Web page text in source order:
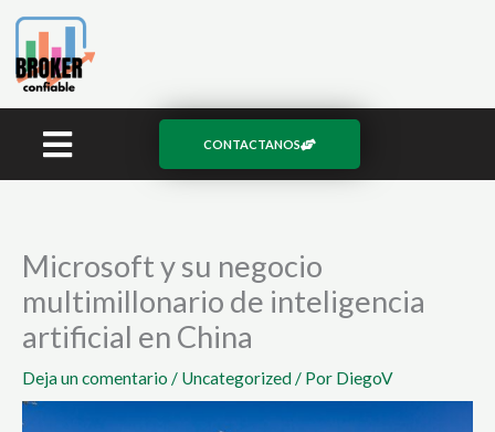
contenido
CONTACTANOS
Microsoft y su negocio
multimillonario de inteligencia
artificial en China
Deja un comentario / Uncategorized/ Por DiegoV